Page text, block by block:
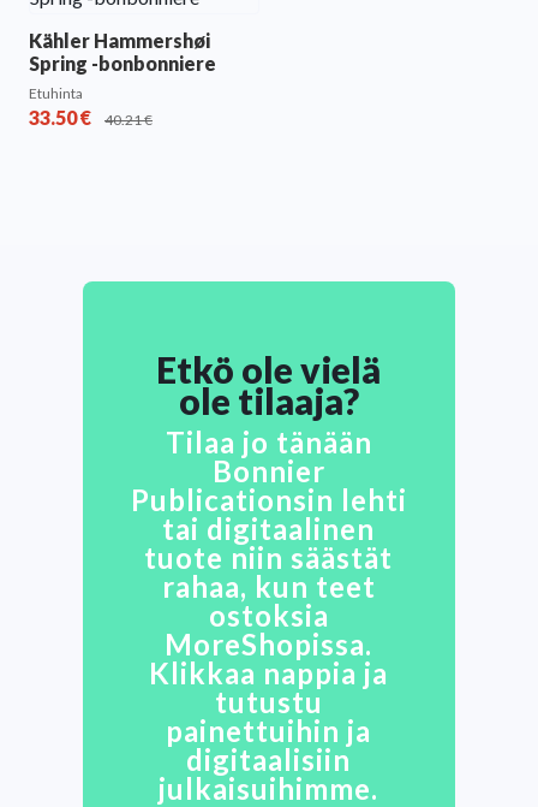
Kähler Hammershøi
Spring -bonbonniere
Etuhinta
33.50€ 40.21€
Etkö ole vielä
ole tilaaja?
Tilaa jo tänään
Bonnier
Publicationsin lehti
tai digitaalinen
tuote niin säästät
rahaa, kun teet
ostoksia
MoreShopissa.
Klikkaa nappia ja
tutustu
painettuihin ja
digitaalisiin
julkaisuihimme.